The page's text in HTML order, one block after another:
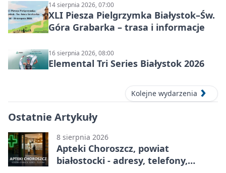
14 sierpnia 2026, 07:00
XLI Piesza Pielgrzymka Białystok–Św.
Góra Grabarka – trasa i informacje
16 sierpnia 2026, 08:00
Elemental Tri Series Białystok 2026
Kolejne wydarzenia
Ostatnie Artykuły
8 sierpnia 2026
Apteki Choroszcz, powiat
białostocki - adresy, telefony,